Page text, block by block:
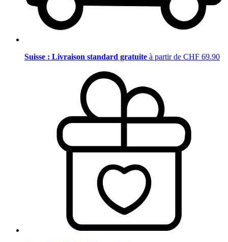
Suisse : Livraison standard gratuite à partir de CHF 69.90